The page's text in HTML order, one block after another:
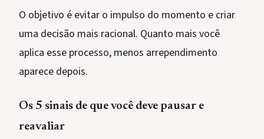
O objetivo é evitar o impulso do momento e criar
uma decisão mais racional. Quanto mais você
aplica esse processo, menos arrependimento
aparece depois.
Os 5 sinais de que você deve pausar e
reavaliar